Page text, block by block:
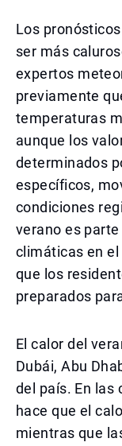
Los
ser más
expertos
previamente
temperaturas
aunque los
determinados
específicos,
condiciones
verano es
climáticas en
que los
preparados
El calor del
Dubái, Abu
del país. En las
hace que el
mientras que